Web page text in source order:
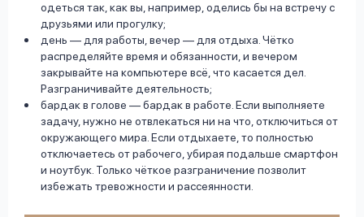
одеться так, как вы, например, оделись бы на встречу с
друзьями или прогулку;
день — для работы, вечер — для отдыха. Чётко
распределяйте время и обязанности, и вечером
закрывайте на компьютере всё, что касается дел.
Разграничивайте деятельность;
бардак в голове — бардак в работе. Если выполняете
задачу, нужно не отвлекаться ни на что, отключиться от
окружающего мира. Если отдыхаете, то полностью
отключаетесь от рабочего, убирая подальше смартфон
и ноутбук. Только чёткое разграничение позволит
избежать тревожности и рассеянности.